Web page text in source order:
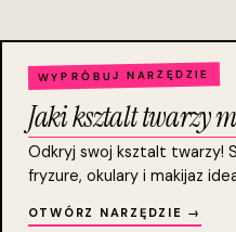
WYPRÓBUJ NARZĘDZIE
Jaki ksztalt twarzy
Odkryj swoj ksztalt twarzy!
fryzure, okulary i makijaz
OTWÓRZ NARZĘDZIE →